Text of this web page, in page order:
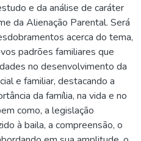
e da análise de caráter
da Alienação Parental. Será
acerca do tema,
padrões familiares que
no desenvolvimento da
e familiar, destacando a
da família, na vida e no
como, a legislação
à baila, a compreensão, o